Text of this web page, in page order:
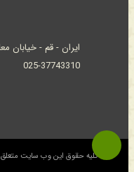
ایران - قم - خیابان
025-37743310
© کلیه حقوق این وب سایت